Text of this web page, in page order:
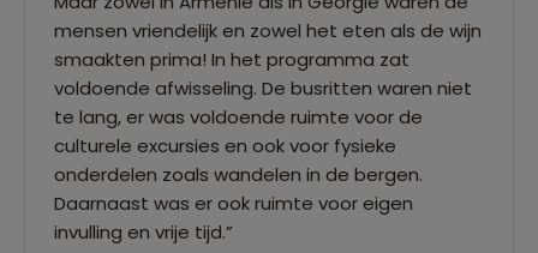
mensen vriendelijk en zowel het eten als de wijn
smaakten prima! In het programma zat
voldoende afwisseling. De busritten waren niet
te lang, er was voldoende ruimte voor de
culturele excursies en ook voor fysieke
onderdelen zoals wandelen in de bergen.
Daarnaast was er ook ruimte voor eigen
invulling en vrije tijd.”